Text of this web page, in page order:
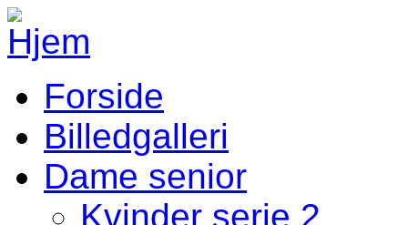
Gå til hovedindhold
Fodbold Menu
Forside
Billedgalleri
Dame senior
Kvinder serie 2